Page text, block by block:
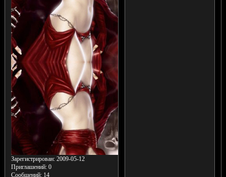
Зарегистрирован: 2009-05-12
Приглашений:0
Сообщений:14